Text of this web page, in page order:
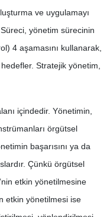
ve uygulamayı
yönetim sürecinin
4 aşamasını kullanarak,
Stratejik yönetim,
içindedir. Yönetimin,
örgütsel
başarısını ya da
Çünkü örgütsel
etkin yönetilmesine
etkin yönetilmesi ise